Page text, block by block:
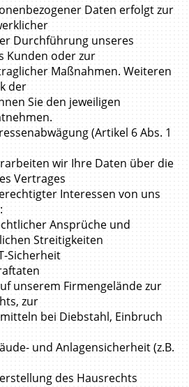
Daten erfolgt zur
Durchführung unseres
Kunden oder zur
Maßnahmen. Weiteren
der
Sie den jeweiligen
(Artikel 6 Abs. 1
wir Ihre Daten über die
Vertrages
Interessen von uns
Ansprüche und
Streitigkeiten
Sicherheit
unserem Firmengelände zur
zur
bei Diebstahl, Einbruch
und Anlagensicherheit (z.B.
des Hausrechts